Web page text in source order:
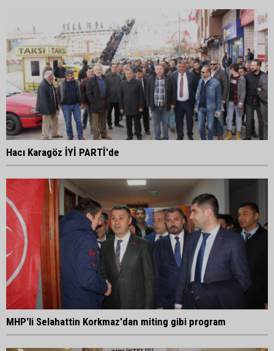
Hacı Karagöz İYİ PARTİ'de
MHP'li Selahattin Korkmaz'dan miting gibi program